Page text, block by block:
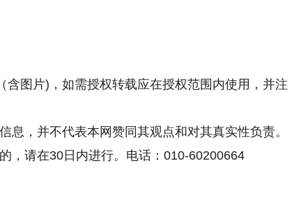
含图片)，如需授权转载应在授权范围内使用，并注
，并不代表本网赞同其观点和对其真实性负责。
，请在30日内进行。电话：010-60200664